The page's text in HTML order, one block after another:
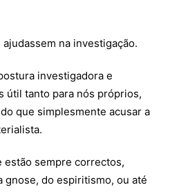
na investigação.
investigadora e
útil tanto para nós próprios,
que simplesmente acusar a
estão sempre correctos,
gnose, do espiritismo, ou até